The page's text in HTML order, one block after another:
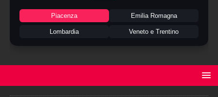
Piacenza Emilia Romagna
Lombardia Veneto e Trentino